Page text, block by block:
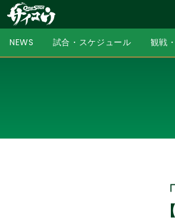
NEWS 試合・スケジュール 観戦